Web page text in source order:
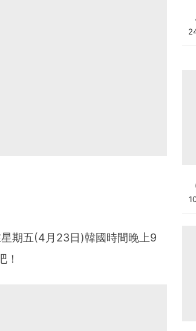
期五(4月23日)韓國時間晚上9
！